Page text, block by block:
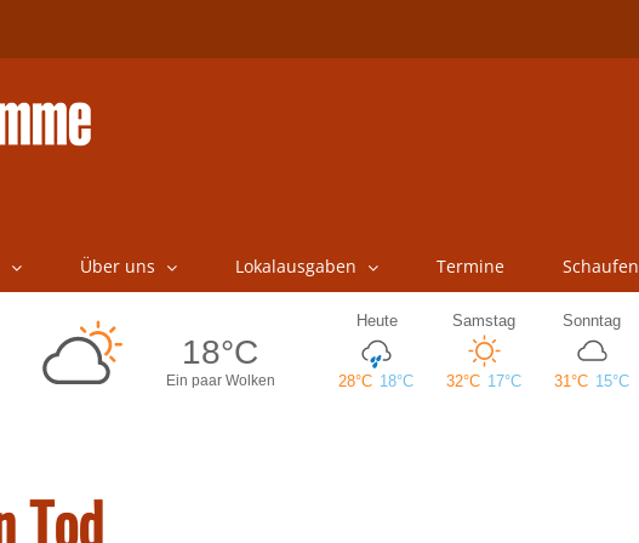
Über uns Lokalausgaben Termine
Tod